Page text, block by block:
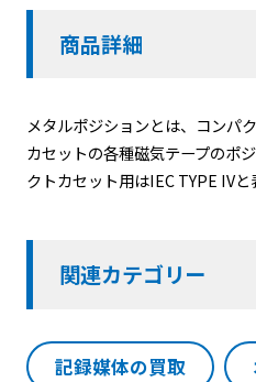
商品詳細
メタルポジションとは、コンパ
カセットの各種磁気テープのポ
クトカセット用はIEC TYPE IVと
関連カテゴリー
記録媒体の買取